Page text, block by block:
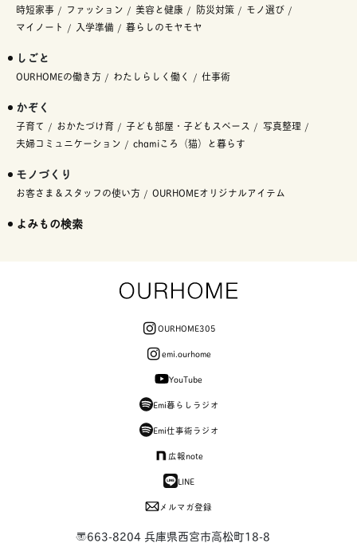
時短家事
ファッション 美容と健康 防災対策
モノ選び
マイノート
入学準備 暮らしのモヤモヤ
しごと
OURHOMEの働き方 わたしらしく働く 仕事術
かぞく
子育て おかたづけ育 子ども部屋・子どもスペース
写真整理
夫婦コミュニケーション
chamiころ（猫）と暮らす
モノづくり
お客さま＆スタッフの使い方 OURHOMEオリジナルアイテム
よみもの検索
OURHOME305
emi.ourhome
YouTube
Emi暮らしラジオ
Emi仕事術ラジオ
広報note
LINE
メルマガ登録
〒663-8204 兵庫県西宮市高松町18-8